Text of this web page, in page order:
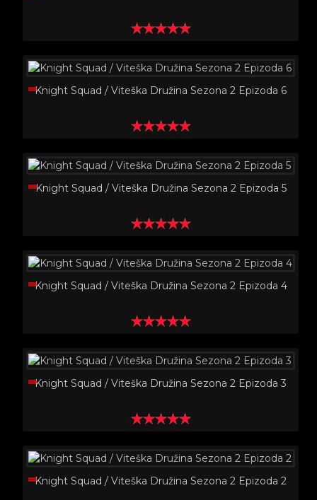
Knight Squad / Viteška Družina Sezona 2 Epizoda 6
Knight Squad / Viteška Družina Sezona 2 Epizoda 5
Knight Squad / Viteška Družina Sezona 2 Epizoda 4
Knight Squad / Viteška Družina Sezona 2 Epizoda 3
Knight Squad / Viteška Družina Sezona 2 Epizoda 2